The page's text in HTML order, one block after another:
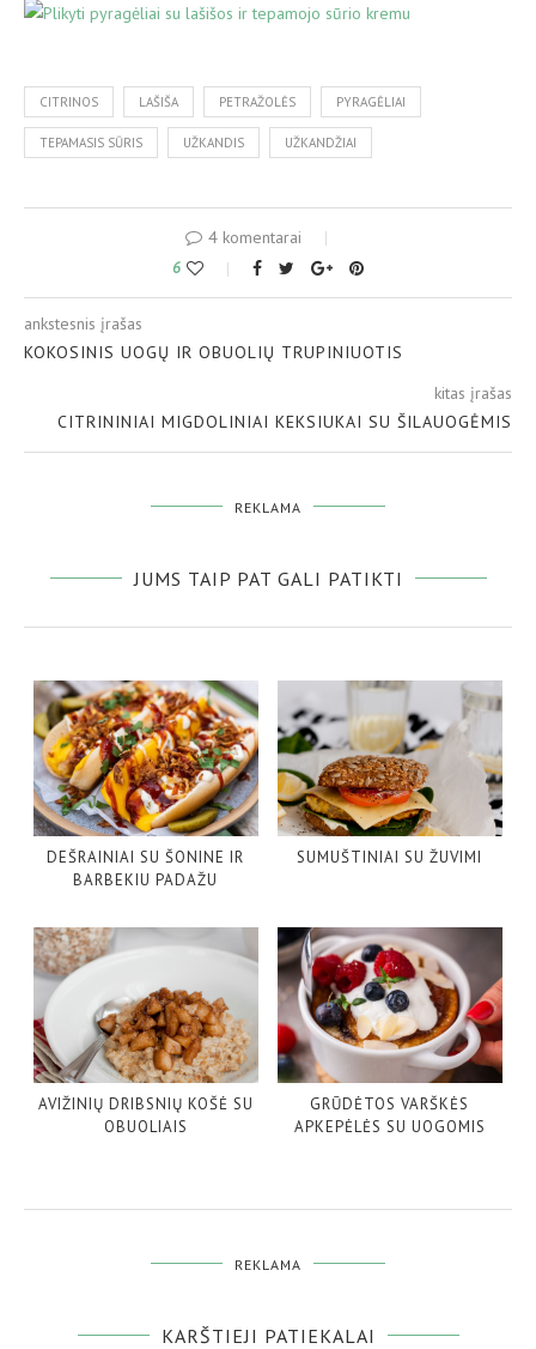
CITRINOS LAŠIŠA PETRAŽOLĖS PYRAGĖLIAI
TEPAMASIS SŪRIS UŽKANDIS UŽKANDŽIAI
4 komentarai
6
ankstesnis įrašas
KOKOSINIS UOGŲ IR OBUOLIŲ TRUPINIUOTIS
kitas įrašas
CITRININIAI MIGDOLINIAI KEKSIUKAI SU ŠILAUOGĖMIS
REKLAMA
JUMS TAIP PAT GALI PATIKTI
DEŠRAINIAI SU ŠONINE IR
BARBEKIU PADAŽU
SUMUŠTINIAI SU ŽUVIMI
AVIŽINIŲ DRIBSNIŲ KOŠĖ SU
OBUOLIAIS
GRŪDĖTOS VARŠKĖS
APKEPĖLĖS SU UOGOMIS
REKLAMA
KARŠTIEJI PATIEKALAI